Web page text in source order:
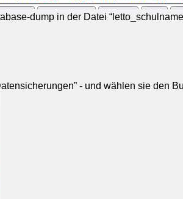
dump in der Datei
- und wählen sie den